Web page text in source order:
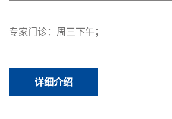
专家门诊：周三下午；
详细介绍